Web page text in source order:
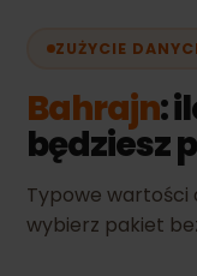
ZUŻYCIE
Bahrajn:
będziesz
Typowe wartości
wybierz pakiet